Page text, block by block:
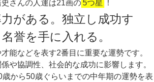
さんの人運は21画の5つ星 ！
がある。独立し成功す
誉を手に入れる。
能などを表す2番目に重要な運勢です。
係や協調性、社会的な成功に影響します。
歳から50歳ぐらいまでの中年期の運勢を表